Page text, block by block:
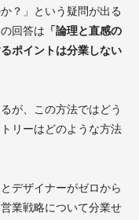
？」という疑問が出る
回答は 「論理と直感の
ポイントは分業しない
が、この方法ではどう
リーはどのような方法
デザイナーがゼロから
業戦略について分業せ